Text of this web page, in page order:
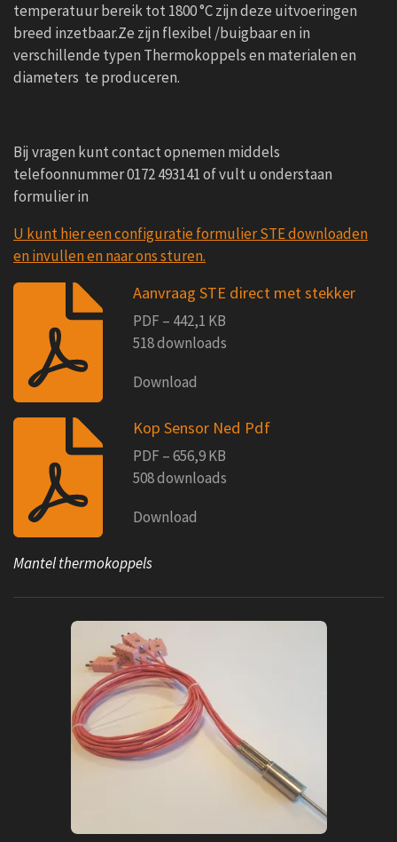
temperatuur bereik tot 1800 °C zijn deze uitvoeringen
breed inzetbaar.Ze zijn flexibel /buigbaar en in
verschillende typen Thermokoppels en materialen en
diameters te produceren.
Bij vragen kunt contact opnemen middels
telefoonnummer 0172 493141 of vult u onderstaan
formulier in
U kunt hier een configuratie formulier STE downloaden
en invullen en naar ons sturen.
Aanvraag STE direct met stekker
PDF – 442,1 KB
518 downloads
Download
Kop Sensor Ned Pdf
PDF – 656,9 KB
508 downloads
Download
Mantel thermokoppels